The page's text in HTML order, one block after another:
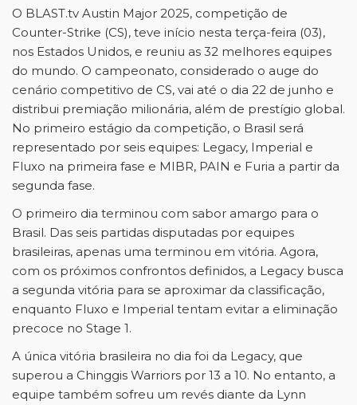
O BLAST.tv Austin Major 2025, competição de
Counter-Strike (CS), teve início nesta terça-feira (03),
nos Estados Unidos, e reuniu as 32 melhores equipes
do mundo. O campeonato, considerado o auge do
cenário competitivo de CS, vai até o dia 22 de junho e
distribui premiação milionária, além de prestígio global.
No primeiro estágio da competição, o Brasil será
representado por seis equipes: Legacy, Imperial e
Fluxo na primeira fase e MIBR, PAIN e Furia a partir da
segunda fase.
O primeiro dia terminou com sabor amargo para o
Brasil. Das seis partidas disputadas por equipes
brasileiras, apenas uma terminou em vitória. Agora,
com os próximos confrontos definidos, a Legacy busca
a segunda vitória para se aproximar da classificação,
enquanto Fluxo e Imperial tentam evitar a eliminação
precoce no Stage 1.
A única vitória brasileira no dia foi da Legacy, que
superou a Chinggis Warriors por 13 a 10. No entanto, a
equipe também sofreu um revés diante da Lynn